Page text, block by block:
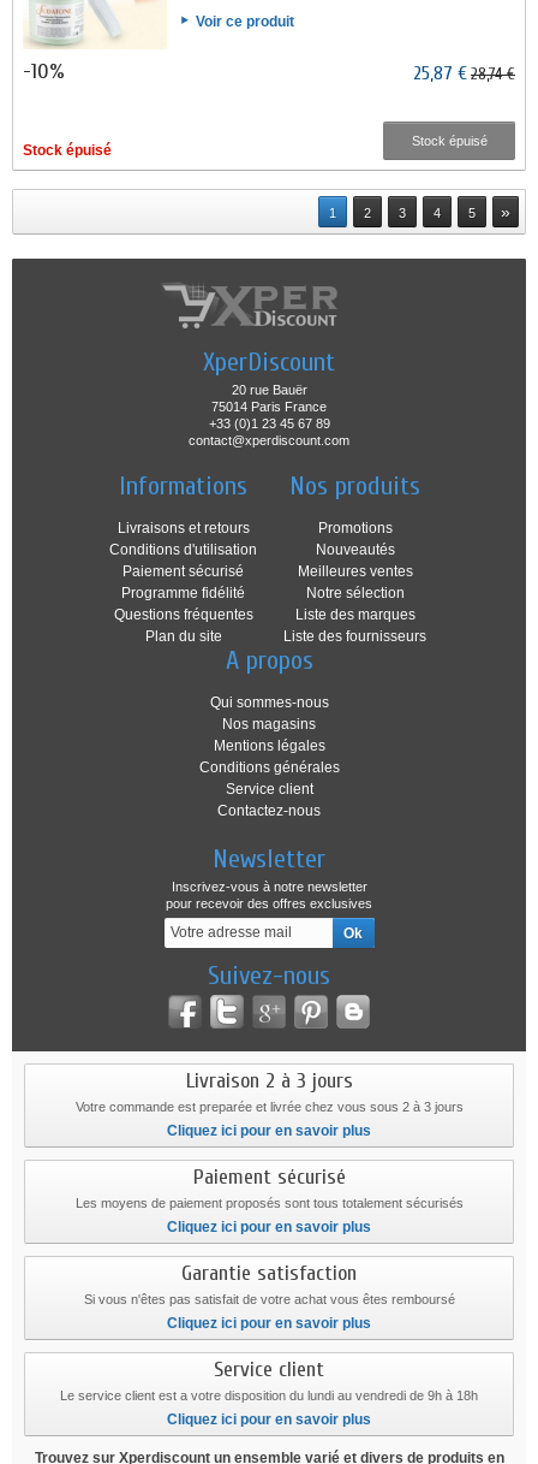
Voir ce produit
-10% 25,87 €28,74 €
Stock épuisé
Stock épuisé
1 2 3 4 5 »
XperDiscount
20 rue Bauër
75014 Paris France
+33 (0)1 23 45 67 89
contact@xperdiscount.com
Informations
Livraisons et retours
Conditions d'utilisation
Paiement sécurisé
Programme fidélité
Questions fréquentes
Plan du site
Nos produits
Promotions
Nouveautés
Meilleures ventes
Notre sélection
Liste des marques
Liste des fournisseurs
A propos
Qui sommes-nous
Nos magasins
Mentions légales
Conditions générales
Service client
Contactez-nous
Newsletter
Inscrivez-vous à notre newsletter
pour recevoir des offres exclusives
Suivez-nous
Livraison 2 à 3 jours
Votre commande est preparée et livrée chez vous sous 2 à 3 jours
Cliquez ici pour en savoir plus
Paiement sécurisé
Les moyens de paiement proposés sont tous totalement sécurisés
Cliquez ici pour en savoir plus
Garantie satisfaction
Si vous n'êtes pas satisfait de votre achat vous êtes remboursé
Cliquez ici pour en savoir plus
Service client
Le service client est a votre disposition du lundi au vendredi de 9h à 18h
Cliquez ici pour en savoir plus
Trouvez sur Xperdiscount un ensemble varié et divers de produits en